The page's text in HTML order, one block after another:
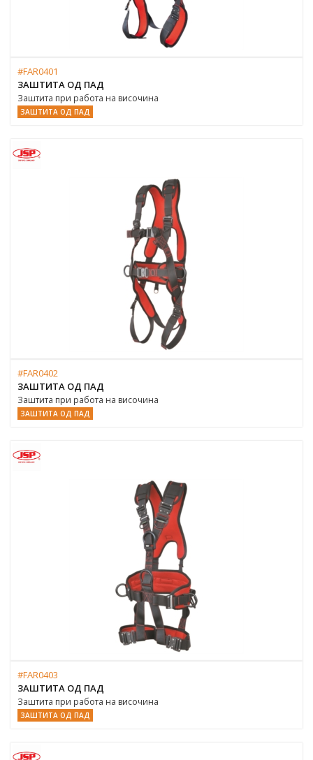
#FAR0401
ЗАШТИТА ОД ПАД
Заштита при работа на височина
ЗАШТИТА ОД ПАД
#FAR0402
ЗАШТИТА ОД ПАД
Заштита при работа на височина
ЗАШТИТА ОД ПАД
#FAR0403
ЗАШТИТА ОД ПАД
Заштита при работа на височина
ЗАШТИТА ОД ПАД